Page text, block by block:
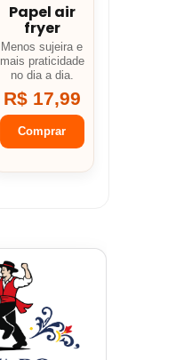
Papel air
fryer
Menos sujeira e
mais praticidade
no dia a dia.
R$ 17,99
Comprar